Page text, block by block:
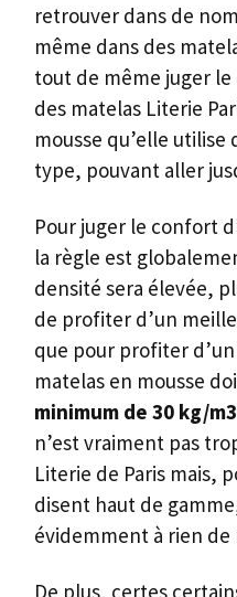
retrouver dans de
même dans des
tout de même juger le
des matelas Literie
mousse qu’elle utilise
type, pouvant aller
Pour juger le confort
la règle est
densité sera élevée,
de profiter d’un
que pour profiter
matelas en mousse
minimum de 30 kg/m3
n’est vraiment pas
Literie de Paris mais,
disent haut de
évidemment à rien de
De plus, certes